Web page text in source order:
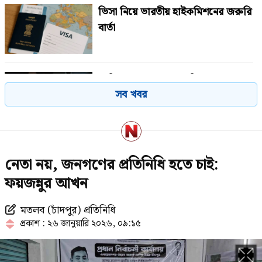
ভিসা নিয়ে ভারতীয় হাইকমিশনের জরুরি
বার্তা
সাকিব আল হাসানের বাড়িতে বোমা
নিক্ষেপ
‘হাসিনার বক্তব্য ঘিরে পররাষ্ট্র মন্ত্রণালয়ের
বিবৃতি কে লিখেছে আমি জানি’
বাংলাদেশে ১ দফার ঘোষক নাহিদ:
নুসরাত তাবাসসুম
সব খবর
নেতা নয়, জনগণের প্রতিনিধি হতে চাই:
ফয়জন্নুর আখন
মতলব (চাঁদপুর) প্রতিনিধি
প্রকাশ : ২৬ জানুয়ারি ২০২৬, ০৯:১৫